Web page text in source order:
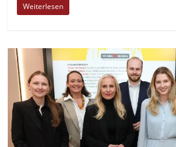
Weiterlesen